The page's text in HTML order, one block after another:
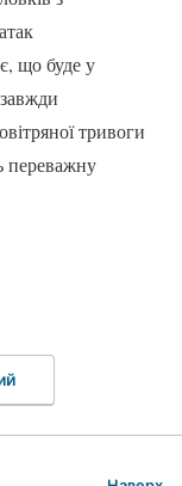
що буде у
тривоги
переважну